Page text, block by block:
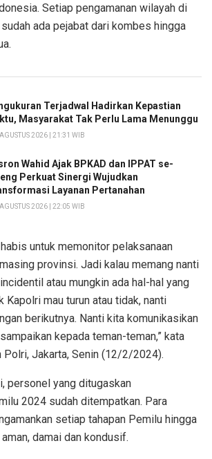
Setiap pengamanan wilayah di
ada pejabat dari kombes hingga
Terjadwal Hadirkan Kepastian
Masyarakat Tak Perlu Lama Menunggu
2026 | 21:31 WIB
Wahid Ajak BPKAD dan IPPAT se-
Perkuat Sinergi Wujudkan
Layanan Pertanahan
2026 | 22:05 WIB
untuk memonitor pelaksanaan
provinsi. Jadi kalau memang nanti
atau mungkin ada hal-hal yang
Kapolri mau turun atau tidak, nanti
berikutnya. Nanti kita komunikasikan
kepada teman-teman,” kata
Polri, Jakarta, Senin (12/2/2024).
personel yang ditugaskan
2024 sudah ditempatkan. Para
setiap tahapan Pemilu hingga
damai dan kondusif.